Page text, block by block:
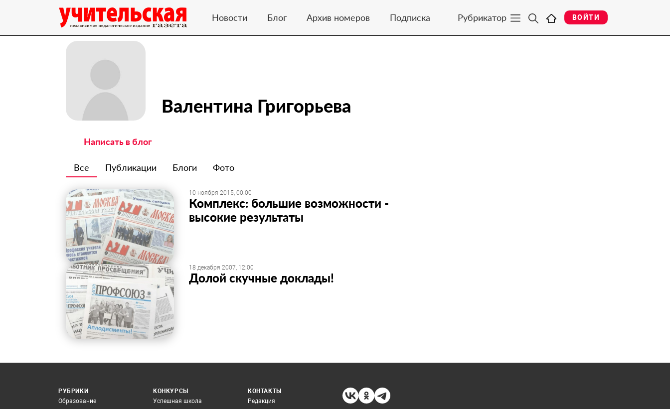
Новости Блог Архив номеров Подписка Рубрикатор ВОЙТИ
Валентина Григорьева
Написать в блог
Все Публикации Блоги Фото
10 ноября 2015, 00:00
Комплекс: большие возможности -
высокие результаты
18 декабря 2007, 12:00
Долой скучные доклады!
РУБРИКИ
Образование
КОНКУРСЫ
Успешная школа
КОНТАКТЫ
Редакция